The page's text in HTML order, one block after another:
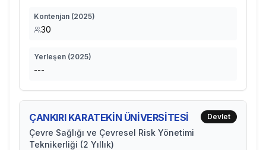
Kontenjan (2025)
30
Yerleşen (2025)
---
ÇANKIRI KARATEKİN ÜNİVERSİTESİ
Çevre Sağlığı ve Çevresel Risk Yönetimi
Teknikerliği (2 Yıllık)
Devlet